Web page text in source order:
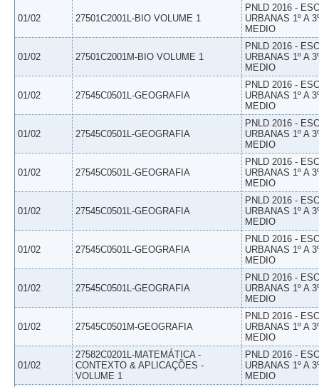
01/02 27501C2001L-BIO VOLUME 1
PNLD 2016 -
URBANAS 1º A
MEDIO
01/02 27501C2001M-BIO VOLUME 1
PNLD 2016 -
URBANAS 1º A
MEDIO
01/02 27545C0501L-GEOGRAFIA
PNLD 2016 -
URBANAS 1º A
MEDIO
01/02 27545C0501L-GEOGRAFIA
PNLD 2016 -
URBANAS 1º A
MEDIO
01/02 27545C0501L-GEOGRAFIA
PNLD 2016 -
URBANAS 1º A
MEDIO
01/02 27545C0501L-GEOGRAFIA
PNLD 2016 -
URBANAS 1º A
MEDIO
01/02 27545C0501L-GEOGRAFIA
PNLD 2016 -
URBANAS 1º A
MEDIO
01/02 27545C0501L-GEOGRAFIA
PNLD 2016 -
URBANAS 1º A
MEDIO
01/02 27545C0501M-GEOGRAFIA
PNLD 2016 -
URBANAS 1º A
MEDIO
01/02
27582C0201L-MATEMÁTICA -
CONTEXTO & APLICAÇÕES -
VOLUME 1
PNLD 2016 -
URBANAS 1º A
MEDIO